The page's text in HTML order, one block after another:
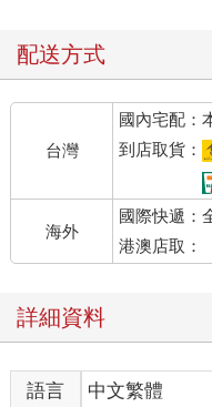
配送方式
台灣
國內宅配：
到店取貨：
海外
國際快遞：
港澳店取：
詳細資料
語言 中文繁體